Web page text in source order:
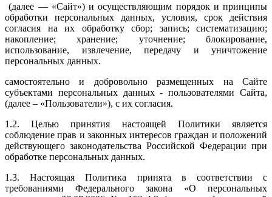
(далее — «Сайт») и осуществляющим порядок и принципы
обработки персональных данных, условия, срок действия
согласия на их обработку сбор; запись; систематизацию;
накопление; хранение; уточнение; блокирование,
использование, извлечение, передачу и уничтожение
персональных данных.
самостоятельно и добровольно размещенных на Сайте
субъектами персональных данных - пользователями Сайта,
(далее – «Пользователи»), с их согласия.
1.2. Целью принятия настоящей Политики является
соблюдение прав и законных интересов граждан и положений
действующего законодательства Российской Федерации при
обработке персональных данных.
1.3. Настоящая Политика принята в соответствии с
требованиями Федерального закона «О персональных